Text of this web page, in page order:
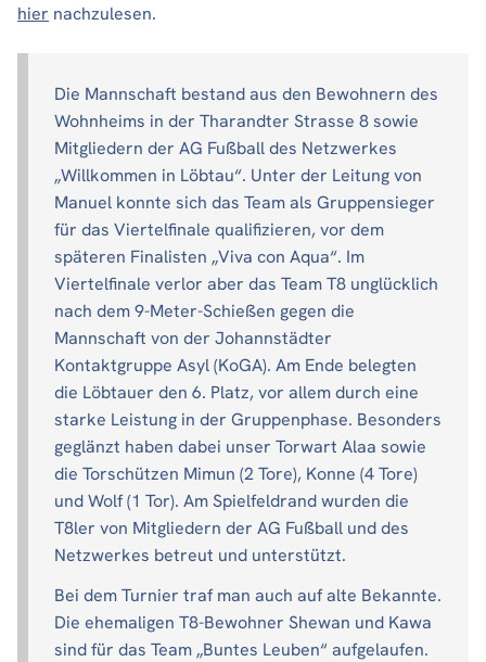
hier nachzulesen.
Die Mannschaft bestand aus den Bewohnern des
Wohnheims in der Tharandter Strasse 8 sowie
Mitgliedern der AG Fußball des Netzwerkes
„Willkommen in Löbtau“. Unter der Leitung von
Manuel konnte sich das Team als Gruppensieger
für das Viertelfinale qualifizieren, vor dem
späteren Finalisten „Viva con Aqua“. Im
Viertelfinale verlor aber das Team T8 unglücklich
nach dem 9-Meter-Schießen gegen die
Mannschaft von der Johannstädter
Kontaktgruppe Asyl (KoGA). Am Ende belegten
die Löbtauer den 6. Platz, vor allem durch eine
starke Leistung in der Gruppenphase. Besonders
geglänzt haben dabei unser Torwart Alaa sowie
die Torschützen Mimun (2 Tore), Konne (4 Tore)
und Wolf (1 Tor). Am Spielfeldrand wurden die
T8ler von Mitgliedern der AG Fußball und des
Netzwerkes betreut und unterstützt.
Bei dem Turnier traf man auch auf alte Bekannte.
Die ehemaligen T8-Bewohner Shewan und Kawa
sind für das Team „Buntes Leuben“ aufgelaufen.